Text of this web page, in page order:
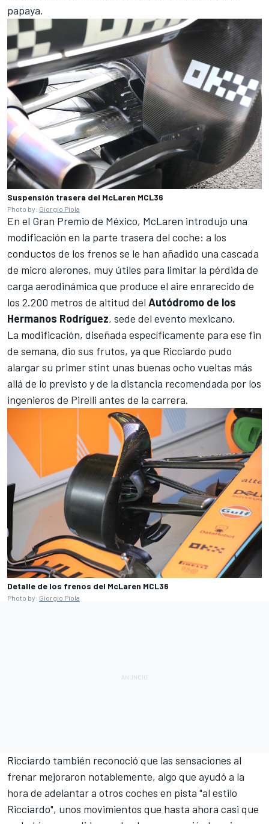
papaya.
Suspensión trasera del McLaren MCL36
Photo by: Giorgio Piola
En el Gran Premio de México, McLaren introdujo una
modificación en la parte trasera del coche: a los
conductos de los frenos se le han añadido una cascada
de micro alerones, muy útiles para limitar la pérdida de
carga aerodinámica que produce el aire enrarecido de
los 2.200 metros de altitud del Autódromo de los
Hermanos Rodríguez, sede del evento mexicano.
La modificación, diseñada específicamente para ese fin
de semana, dio sus frutos, ya que Ricciardo pudo
alargar su primer stint unas buenas ocho vueltas más
allá de lo previsto y de la distancia recomendada por los
ingenieros de Pirelli antes de la carrera.
Detalle de los frenos del McLaren MCL36
Photo by: Giorgio Piola
Ricciardo también reconoció que las sensaciones al
frenar mejoraron notablemente, algo que ayudó a la
hora de adelantar a otros coches en pista "al estilo
Ricciardo", unos movimientos que hasta ahora casi que